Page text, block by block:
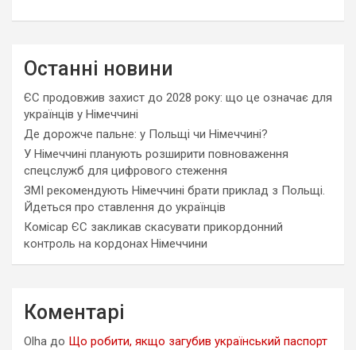
Останні новини
ЄС продовжив захист до 2028 року: що це означає для
українців у Німеччині
Де дорожче пальне: у Польщі чи Німеччині?
У Німеччині планують розширити повноваження
спецслужб для цифрового стеження
ЗМІ рекомендують Німеччині брати приклад з Польщі.
Йдеться про ставлення до українців
Комісар ЄС закликав скасувати прикордонний
контроль на кордонах Німеччини
Коментарі
Olha до Що робити, якщо загубив український паспорт